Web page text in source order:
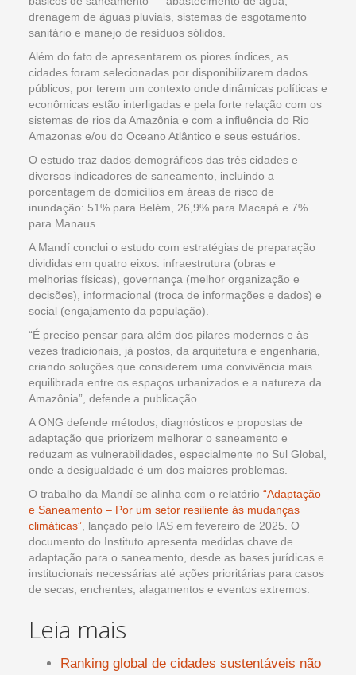
drenagem de águas pluviais, sistemas de esgotamento
sanitário e manejo de resíduos sólidos.
Além do fato de apresentarem os piores índices, as
cidades foram selecionadas por disponibilizarem dados
públicos, por terem um contexto onde dinâmicas políticas e
econômicas estão interligadas e pela forte relação com os
sistemas de rios da Amazônia e com a influência do Rio
Amazonas e/ou do Oceano Atlântico e seus estuários.
O estudo traz dados demográficos das três cidades e
diversos indicadores de saneamento, incluindo a
porcentagem de domicílios em áreas de risco de
inundação: 51% para Belém, 26,9% para Macapá e 7%
para Manaus.
A Mandí conclui o estudo com estratégias de preparação
divididas em quatro eixos: infraestrutura (obras e
melhorias físicas), governança (melhor organização e
decisões), informacional (troca de informações e dados) e
social (engajamento da população).
“É preciso pensar para além dos pilares modernos e às
vezes tradicionais, já postos, da arquitetura e engenharia,
criando soluções que considerem uma convivência mais
equilibrada entre os espaços urbanizados e a natureza da
Amazônia”, defende a publicação.
A ONG defende métodos, diagnósticos e propostas de
adaptação que priorizem melhorar o saneamento e
reduzam as vulnerabilidades, especialmente no Sul Global,
onde a desigualdade é um dos maiores problemas.
O trabalho da Mandí se alinha com o relatório “Adaptação
e Saneamento – Por um setor resiliente às mudanças
climáticas” , lançado pelo IAS em fevereiro de 2025. O
documento do Instituto apresenta medidas chave de
adaptação para o saneamento, desde as bases jurídicas e
institucionais necessárias até ações prioritárias para casos
de secas, enchentes, alagamentos e eventos extremos.
Leia mais
Ranking global de cidades sustentáveis não